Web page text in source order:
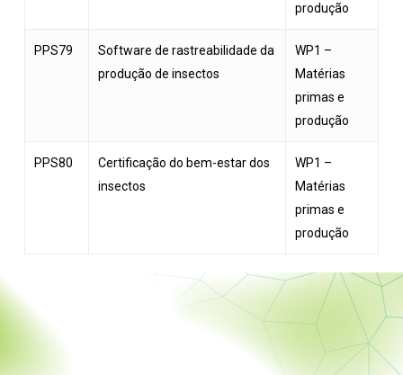
produção
PPS79
Software de rastreabilidade da
produção de insectos
WP1 –
Matérias
primas e
produção
PPS80
Certificação do bem-estar dos
insectos
WP1 –
Matérias
primas e
produção